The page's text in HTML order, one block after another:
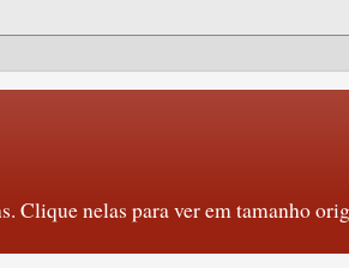
Clique nelas para ver em tamanho